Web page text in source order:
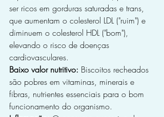
ser ricos em gorduras saturadas e trans,
que aumentam o colesterol LDL ("ruim") e
diminuem o colesterol HDL ("bom"),
elevando o risco de doenças
cardiovasculares.
Baixo valor nutritivo: Biscoitos recheados
são pobres em vitaminas, minerais e
fibras, nutrientes essenciais para o bom
funcionamento do organismo.